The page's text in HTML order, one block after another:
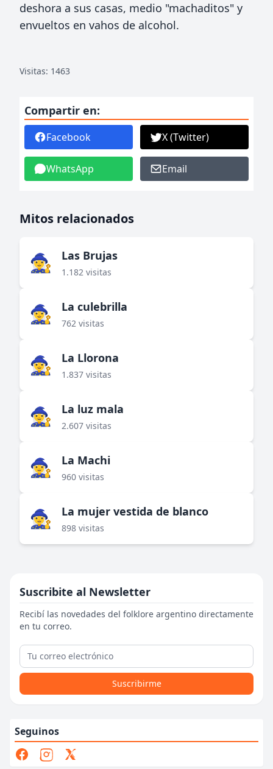
deshora a sus casas, medio "machaditos" y
envueltos en vahos de alcohol.
Visitas: 1463
Compartir en:
Facebook X (Twitter)
WhatsApp Email
Mitos relacionados
🧙‍♀️ Las Brujas
1.182 visitas
🧙‍♀️ La culebrilla
762 visitas
🧙‍♀️ La Llorona
1.837 visitas
🧙‍♀️ La luz mala
2.607 visitas
🧙‍♀️ La Machi
960 visitas
🧙‍♀️ La mujer vestida de blanco
898 visitas
Suscribite al Newsletter
Recibí las novedades del folklore argentino directamente
en tu correo.
Suscribirme
Seguinos